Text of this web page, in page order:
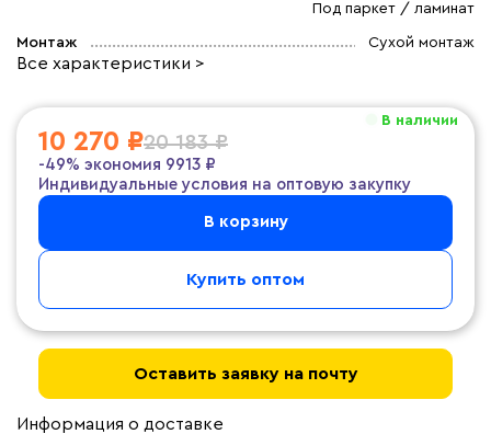
Под паркет / ламинат
Монтаж Сухой монтаж
Все характеристики >
В наличии
10 270 ₽20 183 ₽
-49% экономия 9913 ₽
Индивидуальные условия на оптовую закупку
В корзину
Купить оптом
Оставить заявку на почту
Информация о доставке